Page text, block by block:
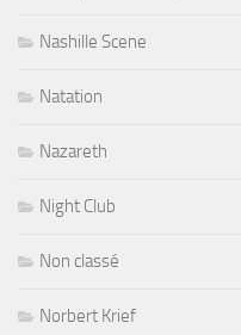
Nashille Scene
Natation
Nazareth
Night Club
Non classé
Norbert Krief